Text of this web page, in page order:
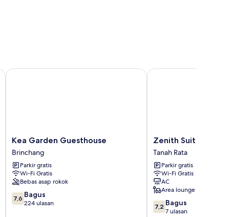
Kea
Garden
Guesthouse
Brinchang
Kea Garden Guesthouse
Brinchang
Parkir gratis
Wi-Fi Gratis
Bebas asap rokok
7.6
dari
7,6 Bagus
224 ulasan
Kea Garden Guesthouse
Zenith
Suites
Cameron
Tanah
Rata
Zenith Suites
Tanah Rata
Parkir gratis
Wi-Fi Gratis
AC
Area lounge
7.2
dari
7,2 Bagus
7 ulasan
Zenith Suites Cameron